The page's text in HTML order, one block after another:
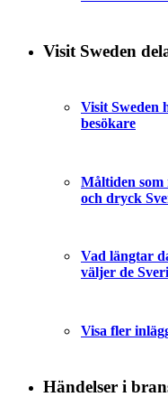
Visit Sweden
Visit Sweden
besökare
Måltiden som
och dryck
Vad längtar
väljer de
Visa fler
Händelser i